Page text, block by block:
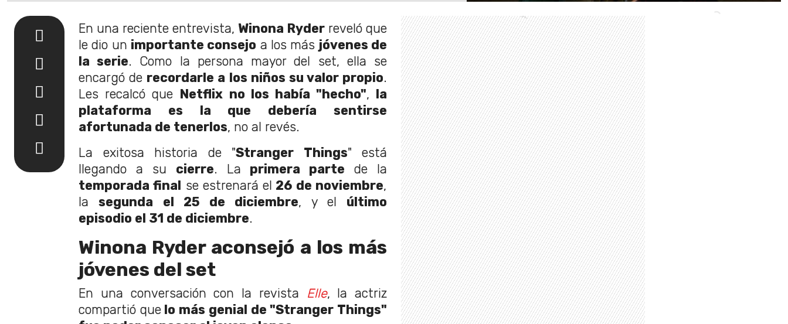
En una reciente entrevista, Winona Ryderreveló que
le dio un importante consejo a los más jóvenes de
la serie. Como la persona mayor del set, ella se
encargó de recordarle a los niños su valor propio.
Les recalcó que Netflix no los había "hecho", la
plataforma es la que debería sentirse
afortunada de tenerlos, no al revés.
La exitosa historia de "Stranger Things" está
llegando a su cierre. La primera parte de la
temporada final se estrenará el 26 de noviembre,
lasegunda el 25 de diciembre, y el último
episodio el 31 de diciembre.
Winona Ryder aconsejó a los más
jóvenes del set
En una conversación con la revista Elle, la actriz
compartió quelo más genial de "Stranger Things"